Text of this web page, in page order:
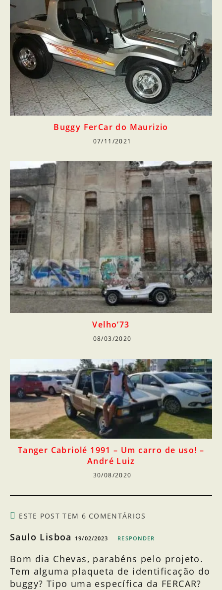
Buggy FerCar do Maurizio
07/11/2021
Velho’73
08/03/2020
Tanger Cabriolé 1991 – Um carro de uso! –
André Luiz
30/08/2020
ESTE POST TEM 6 COMENTÁRIOS
Saulo Lisboa 19/02/2023 RESPONDER
Bom dia Chevas, parabéns pelo projeto.
Tem alguma plaqueta de identificação do
buggy? Tipo uma específica da FERCAR?